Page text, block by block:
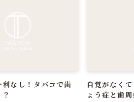
なし！タバコで歯
自覚がなく
ょう症と歯